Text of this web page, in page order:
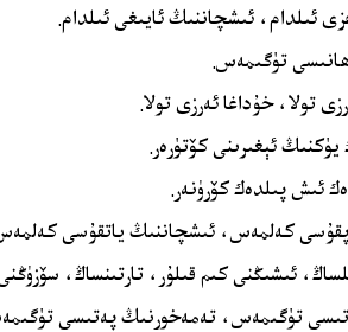
ئىلدام، ئىشچاننىڭ ئايىغى ئىلدام.
تۈگىمەس.
تولا، خۇداغا ئەرزى تولا.
ئېغىرىنى كۆتۈرەر.
ئىش پىلدەك كۆرۈنەر.
كەلمەس، ئىشچاننىڭ ياتقۇسى
ئىشىڭنى كىم قىلۇر، تارتىنساڭ،
تۈگىمەس، تەمەخورنىڭ پەتىسى